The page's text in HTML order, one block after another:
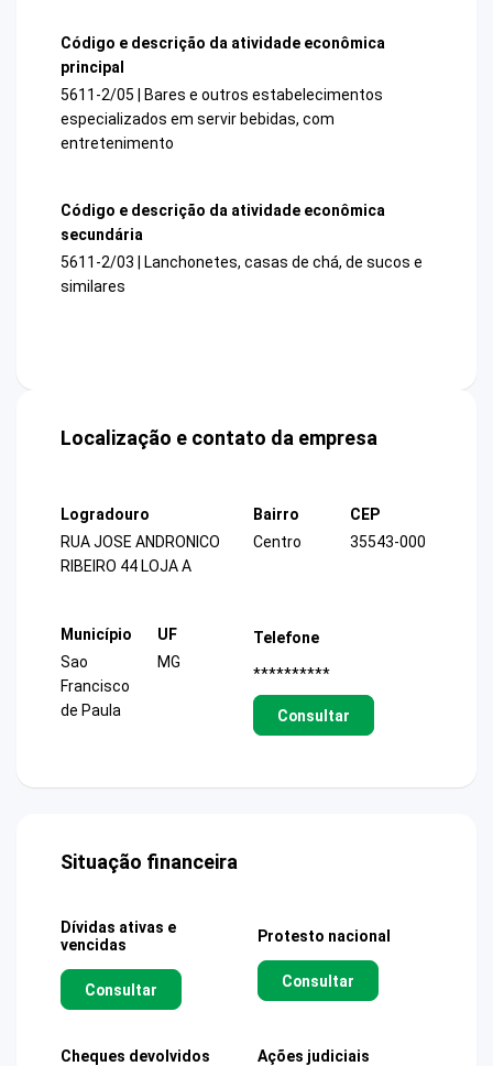
Código e descrição da atividade econômica
principal
5611-2/05 | Bares e outros estabelecimentos
especializados em servir bebidas, com
entretenimento
Código e descrição da atividade econômica
secundária
5611-2/03 | Lanchonetes, casas de chá, de sucos e
similares
Localização e contato da empresa
Logradouro
RUA JOSE ANDRONICO
RIBEIRO 44 LOJA A
Bairro
Centro
CEP
35543-000
Município
Sao
Francisco
de Paula
UF
MG
Telefone
**********
Consultar
Situação financeira
Dívidas ativas e
vencidas
Consultar
Protesto nacional
Consultar
Cheques devolvidos Ações judiciais